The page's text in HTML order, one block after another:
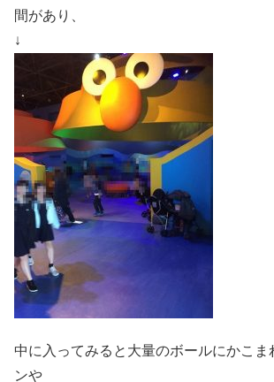
間があり、
↓
中に入ってみると大量のボールにかこま
ンや